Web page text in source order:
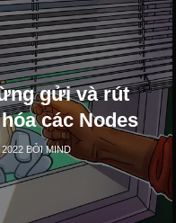
gửi và rút
các Nodes
2022 BỞIMIND